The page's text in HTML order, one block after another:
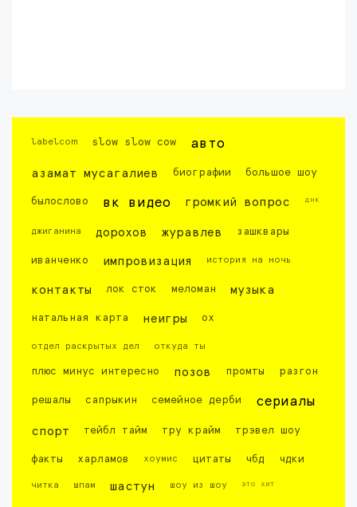
labelcom slow slow cow авто
азамат мусагалиев биографии большое шоу
былослово вк видео громкий вопрос днк
джиганина дорохов журавлев зашквары
иванченко импровизация история на ночь
контакты лок сток меломан музыка
натальная карта неигры ох
отдел раскрытых дел откуда ты
плюс минус интересно позов промты разгон
решалы сапрыкин семейное дерби сериалы
спорт тейбл тайм тру крайм трэвел шоу
факты харламов хоумис цитаты чбд чдки
читка шпам шастун шоу из шоу это хит